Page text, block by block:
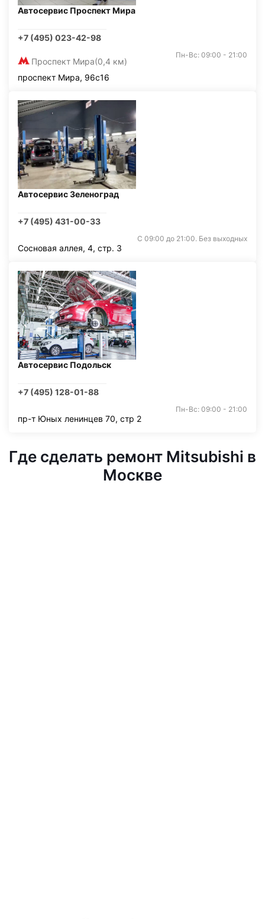
Автосервис Проспект Мира
+7 (495) 023-42-98
Проспект Мира(0,4 км)
Пн-Вс: 09:00 - 21:00
проспект Мира, 96с16
Автосервис Зеленоград
+7 (495) 431-00-33
С 09:00 до 21:00. Без выходных
Сосновая аллея, 4, стр. 3
Автосервис Подольск
+7 (495) 128-01-88
Пн-Вс: 09:00 - 21:00
пр-т Юных ленинцев 70, стр 2
Где сделать ремонт Mitsubishi в
Москве